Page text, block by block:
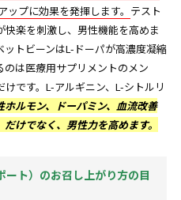
プに効果を発揮します。 テスト
楽を刺激し、男性機能を高めま
トビーンはL-ドーパが高濃度凝縮
は医療用サプリメントのメン
です。L-アルギニン、L-シトルリ
ホルモン、ドーパミン、血流改善
けでなく、男性力を高めます。
ート）のお召し上がり方の目